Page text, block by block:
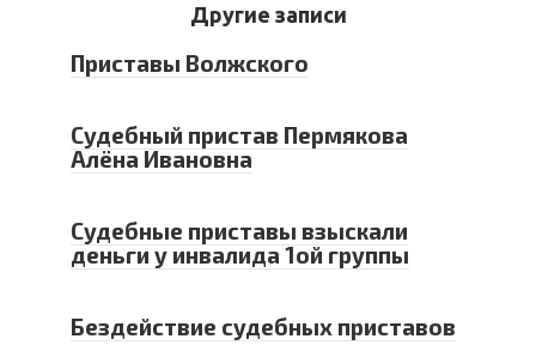
Другие записи
Приставы Волжского
Судебный пристав Пермякова
Алёна Ивановна
Судебные приставы взыскали
деньги у инвалида 1ой группы
Бездействие судебных приставов